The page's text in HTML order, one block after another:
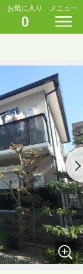
お気に入り
0
メニュー